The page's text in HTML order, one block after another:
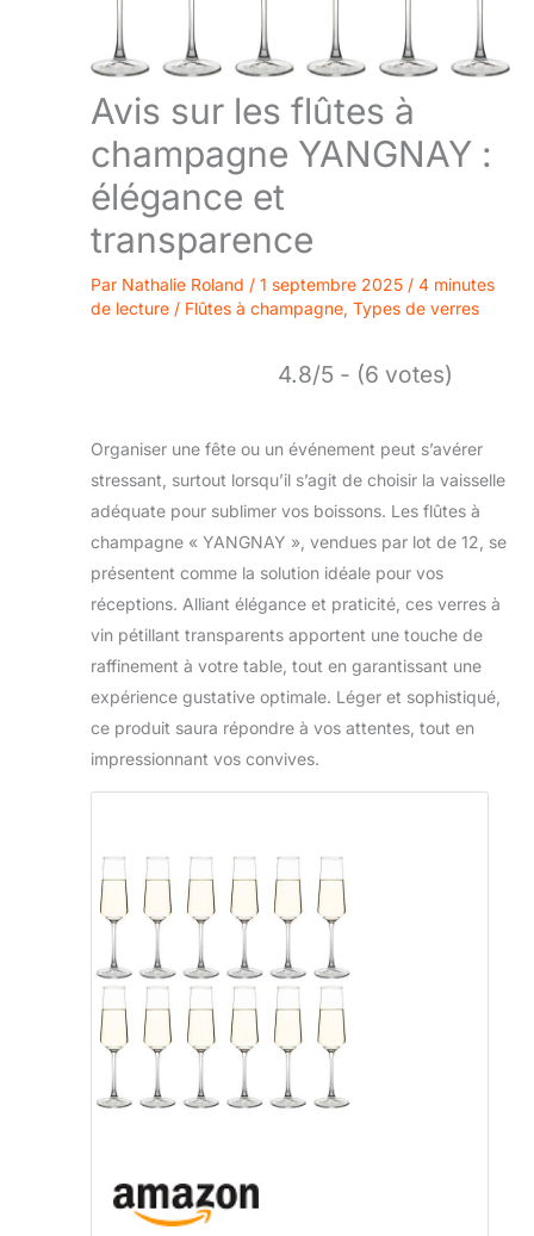
Avis sur les flûtes à
champagne YANGNAY :
élégance et
transparence
Par Nathalie Roland / 1 septembre 2025 / 4 minutes
de lecture / Flûtes à champagne, Types de verres
4.8/5 - (6 votes)
Organiser une fête ou un événement peut s’avérer
stressant, surtout lorsqu’il s’agit de choisir la vaisselle
adéquate pour sublimer vos boissons. Les flûtes à
champagne « YANGNAY », vendues par lot de 12, se
présentent comme la solution idéale pour vos
réceptions. Alliant élégance et praticité, ces verres à
vin pétillant transparents apportent une touche de
raffinement à votre table, tout en garantissant une
expérience gustative optimale. Léger et sophistiqué,
ce produit saura répondre à vos attentes, tout en
impressionnant vos convives.